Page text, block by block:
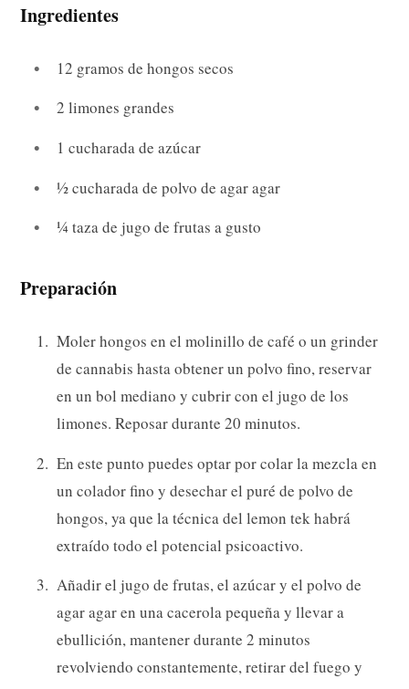
Ingredientes
12 gramos de hongos secos
2 limones grandes
1 cucharada de azúcar
½ cucharada de polvo de agar agar
¼ taza de jugo de frutas a gusto
Preparación
Moler hongos en el molinillo de café o un grinder
de cannabis hasta obtener un polvo fino, reservar
en un bol mediano y cubrir con el jugo de los
limones. Reposar durante 20 minutos.
En este punto puedes optar por colar la mezcla en
un colador fino y desechar el puré de polvo de
hongos, ya que la técnica del lemon tek habrá
extraído todo el potencial psicoactivo.
Añadir el jugo de frutas, el azúcar y el polvo de
agar agar en una cacerola pequeña y llevar a
ebullición, mantener durante 2 minutos
revolviendo constantemente, retirar del fuego y